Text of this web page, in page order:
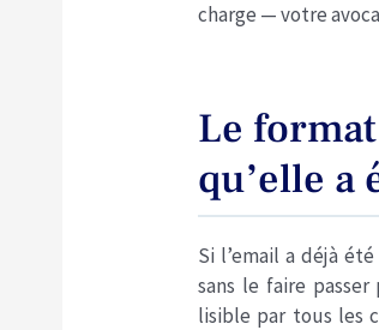
charge — votre
Le format
qu’elle a
Si l’email a déjà
sans le faire
lisible par tous les